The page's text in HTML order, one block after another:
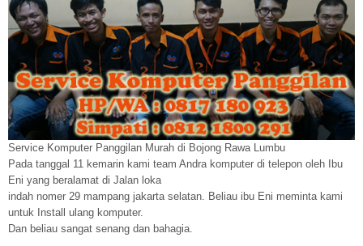
Service Komputer Panggilan Murah di Bojong Rawa Lumbu
Pada tanggal 11 kemarin kami team Andra komputer di telepon oleh Ibu
Eni yang beralamat di Jalan loka
indah nomer 29 mampang jakarta selatan. Beliau ibu Eni meminta kami
untuk Install ulang komputer.
Dan beliau sangat senang dan bahagia.